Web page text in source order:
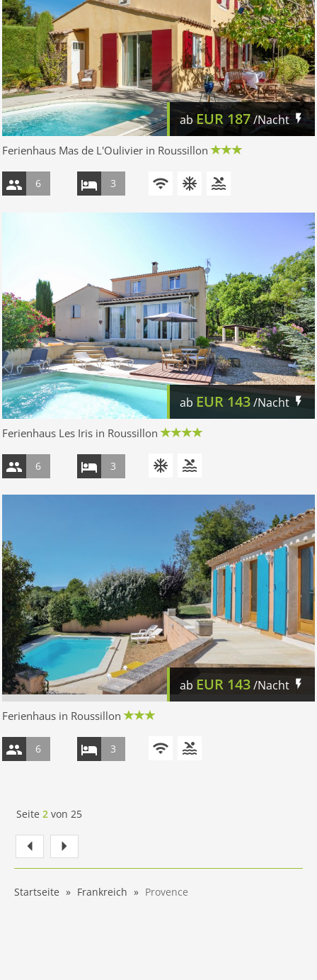
abEUR 187/Nacht
Ferienhaus Mas de L'Oulivier in Roussillon
6 3
ab EUR 143/Nacht
Ferienhaus Les Iris in Roussillon
6 3
ab EUR 143/Nacht
Ferienhaus in Roussillon
6 3
Seite 2 von 25
Startseite Frankreich Provence